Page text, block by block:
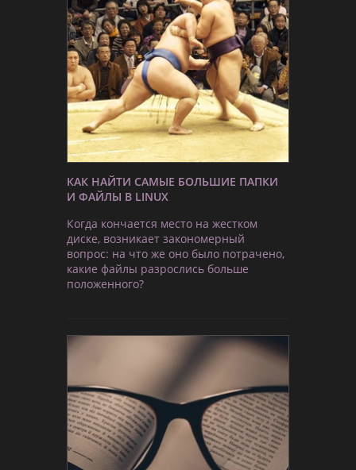
КАК НАЙТИ САМЫЕ БОЛЬШИЕ ПАПКИ
И ФАЙЛЫ В LINUX
Когда кончается место на жестком
диске, возникает закономерный
вопрос: на что же оно было потрачено,
какие файлы разрослись больше
положенного?